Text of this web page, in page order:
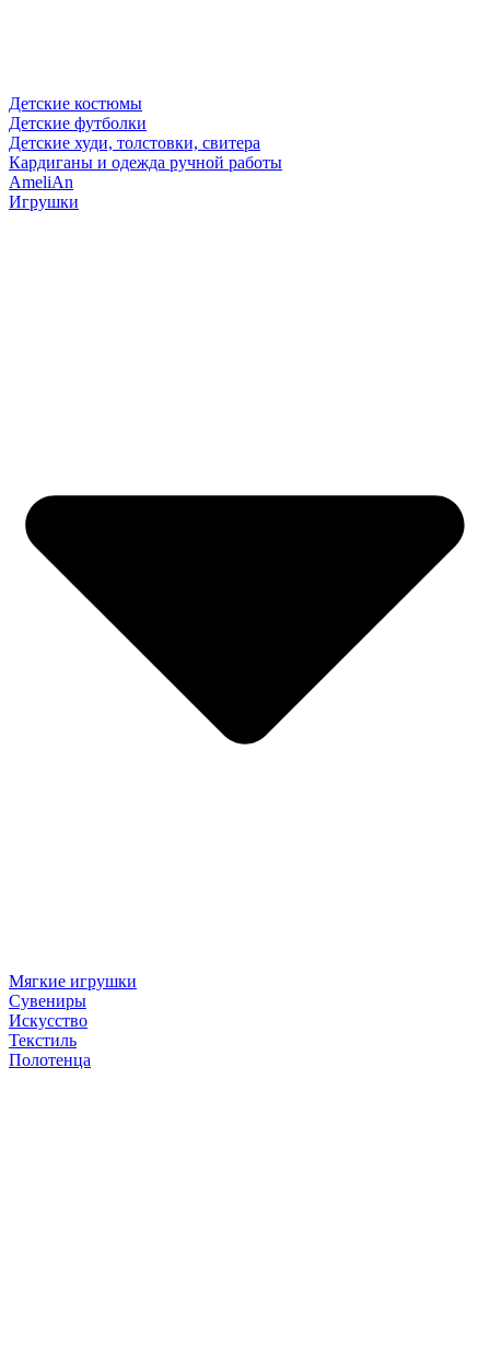
Детские костюмы
Детские футболки
Детские худи, толстовки, свитера
Кардиганы и одежда ручной работы
AmeliAn
Игрушки
Мягкие игрушки
Сувениры
Искусство
Текстиль
Полотенца